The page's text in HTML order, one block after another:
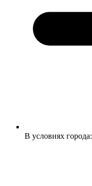
В условиях города: